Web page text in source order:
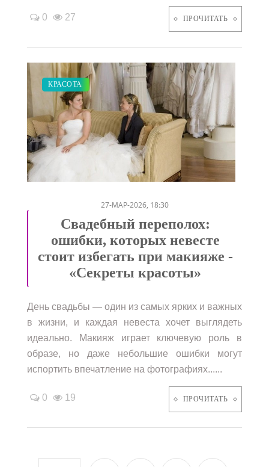
0 27 ПРОЧИТАТЬ
СВАДЬБА
/
КРАСОТА
27-МАР-2026, 18:30
Свадебный переполох:
ошибки, которых невесте
стоит избегать при макияже -
«Секреты красоты»
День свадьбы — один из самых ярких и важных
в жизни, и каждая невеста хочет выглядеть
идеально. Макияж играет ключевую роль в
образе, но даже небольшие ошибки могут
испортить впечатление на фотографиях......
0 19 ПРОЧИТАТЬ